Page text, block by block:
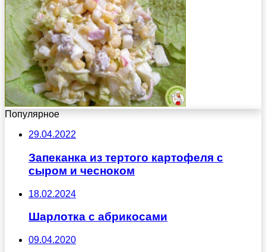
Популярное
29.04.2022
Запеканка из тертого картофеля с
сыром и чесноком
18.02.2024
Шарлотка с абрикосами
09.04.2020